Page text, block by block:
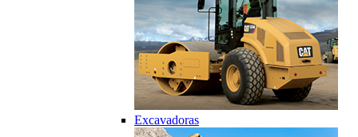
Excavadoras